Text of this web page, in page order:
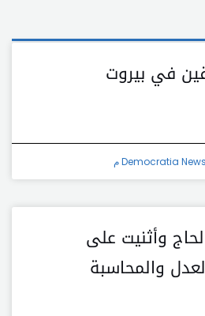
في بيروت
Democratia News
وأثنيت على
والمحاسبة